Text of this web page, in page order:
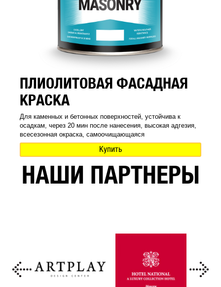
ПЛИОЛИТОВАЯ ФАСАДНАЯ
КРАСКА
Для каменных и бетонных поверхностей, устойчива к
осадкам, через 20 мин после нанесения, высокая адгезия,
всесезонная окраска, самоочищающаяся
Купить
НАШИ ПАРТНЕРЫ